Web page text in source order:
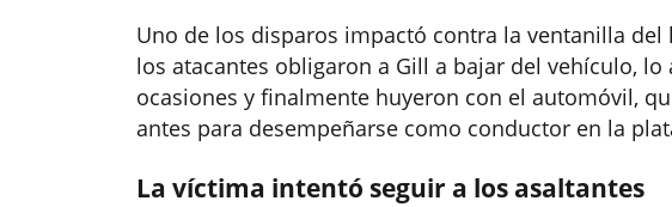
Uno de los disparos impactó contra la ventanilla
los atacantes obligaron a Gill a bajar del vehículo,
ocasiones y finalmente huyeron con el automóvil,
antes para desempeñarse como conductor en la
La víctima intentó seguir a los asaltantes